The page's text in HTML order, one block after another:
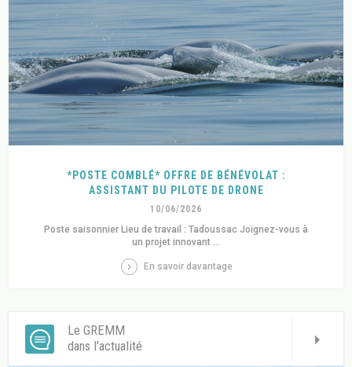
*POSTE COMBLÉ* OFFRE DE BÉNÉVOLAT :
ASSISTANT DU PILOTE DE DRONE
10/06/2026
Poste saisonnier Lieu de travail : Tadoussac Joignez-vous à
un projet innovant ...
En savoir davantage
Le GREMM
dans l'actualité